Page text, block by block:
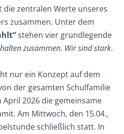
die zentralen Werte unseres
zusammen. Unter dem
stehen vier grundlegende
zusammen. Wir sind stark.
nur ein Konzept auf dem
der gesamten Schulfamilie
2026 die gemeinsame
Am Mittwoch, den 15.04.,
schließlich statt. In